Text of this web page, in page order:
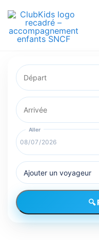
Ajouter un voyageur
🔍
🚨 Nos
Réservez